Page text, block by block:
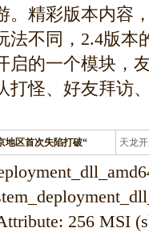
。精彩版本内容
法不同，2.4版本
启的一个模块，
打怪、好友拜访
地区首次失陷打破“ 天龙
龙
256 MSI